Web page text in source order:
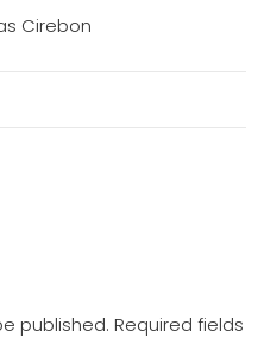
Cirebon
published. Required fields